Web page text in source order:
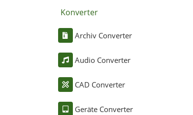
Konverter
Archiv Converter
Audio Converter
CAD Converter
Geräte Converter